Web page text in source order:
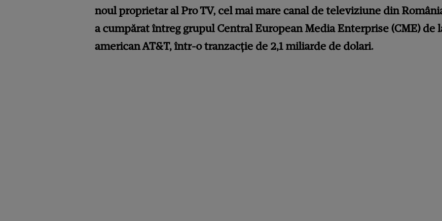
noul proprietar al Pro TV, cel mai mare canal de televiziune din
a cumpărat întreg grupul Central European Media Enterprise (CME) de
american AT&T, într-o tranzacţie de 2,1 miliarde de dolari.